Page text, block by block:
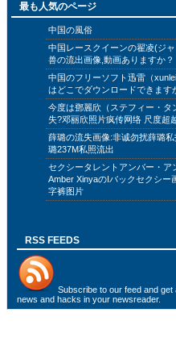
最も人気のページ
中国の風俗
中国レースクイーンの翟凌(ジ
兽の流出画像,動画ありますか？
中国のフリーソフト迅雷（
はどこでダウンロードできます
今度は鄧麗欣（ステフィー・タ
失?邓丽欣照片疯传网络 尺度超
薛璐の流失画像:非诚勿扰薛璐
璐237M私照流出
セクシータレントアンバー・ア
Amber XinyaのIバックセクシー
字裤图片
RSS FEEDS
Subscribe to our feed and get
news and hacks in your newsreader.